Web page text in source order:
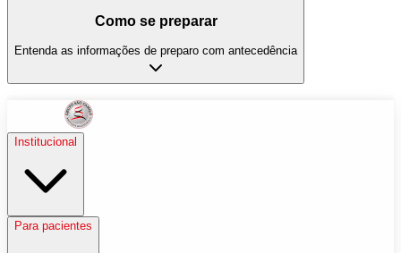
Como se preparar
Entenda as informações de preparo com antecedência
Institucional
Para pacientes